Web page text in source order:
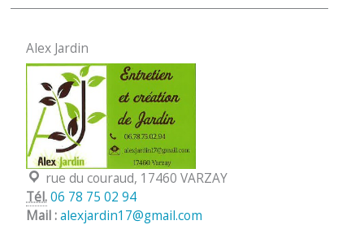
Alex Jardin
Localisation :
rue du couraud, 17460 VARZAY
Tél.06 78 75 02 94
Mail :alexjardin17@gmail.com